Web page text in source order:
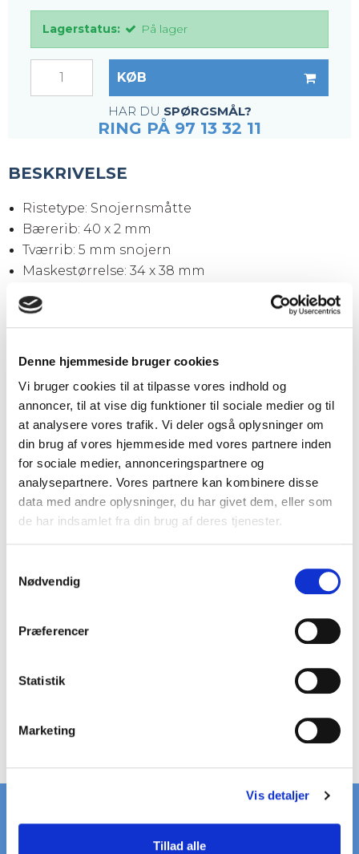
Denne hjemmeside bruger cookies
Vi bruger cookies til at tilpasse vores indhold og
annoncer, til at vise dig funktioner til sociale medier og til
at analysere vores trafik. Vi deler også oplysninger om
din brug af vores hjemmeside med vores partnere inden
for sociale medier, annonceringspartnere og
analysepartnere. Vores partnere kan kombinere disse
data med andre oplysninger, du har givet dem, eller som
de har indsamlet fra din brug af deres tjenester.
Nødvendig
Præferencer
Statistik
Marketing
Vis detaljer
Tillad alle
Lagerstatus: På lager
KØB
HAR DU SPØRGSMÅL?
RING PÅ 97 13 32 11
BESKRIVELSE
Ristetype: Snojernsmåtte
Bærerib: 40 x 2 mm
Tværrib: 5 mm snojern
Maskestørrelse: 34 x 38 mm
Kantjern: 40 x 2 mm
Overflade: Sort (ubehandlet)
Ristestørrelse: 3050 x 1000 x 40 mm
Tilkøb
Kategori: Tilbehør
Fastgørelsesbeslag B133K